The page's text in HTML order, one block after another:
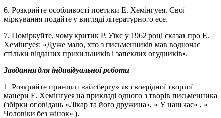
6. Розкрийте особливості поетики Е. Хемінгуея. Свої
міркування подайте у вигляді літературного есе.
7. Поміркуйте, чому критик Р. Уїкс у 1962 році сказав про Е.
Хемінгуея: «Дуже мало, хто з письменників мав водночас
стільки відданих прихильників і запеклих огудників».
Завдання для індивідуальної роботи
1. Розкрийте принцип «айсбергу» як своєрідної творчої
манери Е. Хемінгуея на прикладі одного з творів письменника
(збірки оповідань «Лікар та його дружина», « У наш час» , «
Чоловіки без жінок» ).